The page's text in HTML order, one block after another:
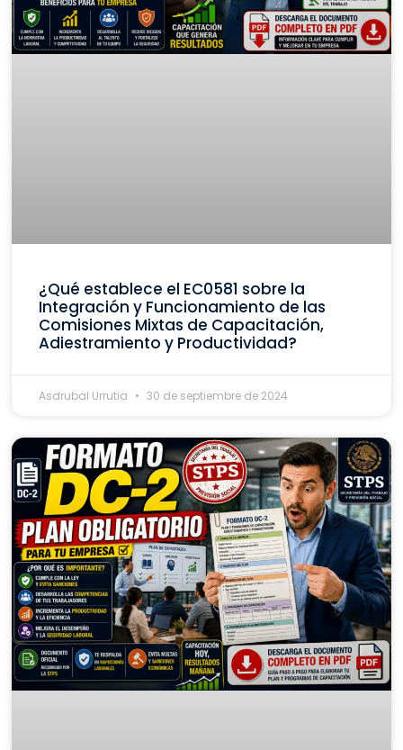
¿Qué establece el EC0581 sobre la
Integración y Funcionamiento de las
Comisiones Mixtas de Capacitación,
Adiestramiento y Productividad?
Asdrubal Urrutia 30 de septiembre de 2024